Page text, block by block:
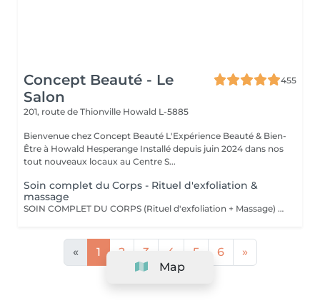
Concept Beauté - Le
Salon
455
201, route de Thionville Howald L-5885
Bienvenue chez Concept Beauté L'Expérience Beauté & Bien-
Être à Howald Hesperange Installé depuis juin 2024 dans nos
tout nouveaux locaux au Centre S...
Soin complet du Corps - Rituel d'exfoliation &
massage
SOIN COMPLET DU CORPS (Rituel d'exfoliation + Massage) Un soin divin combinant un gommage doux et un massage relaxant pour une peau sublimée et un corps détendu. L'exfoliation, réalisée avec le Body Strategist Scrub de Comfort Zone, élimine les cellules mortes, affine le grain de peau et prépare à l'absorption des actifs hydratants. Le massage qui suit nourrit et apaise la peau grâce aux textures veloutées et aux actifs régénérants des huiles de soin Comfort Zone, pour une sensation de bien-être absolu.
« 1 2 3 4 5 6
»
Map